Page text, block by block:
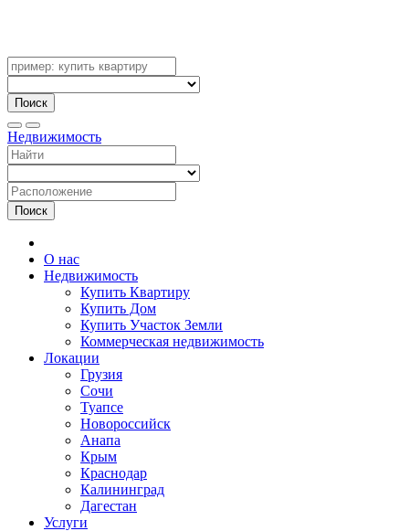
Поиск
Недвижимость
Поиск
О нас
Недвижимость
Купить Квартиру
Купить Дом
Купить Участок Земли
Коммерческая недвижимость
Локации
Грузия
Сочи
Туапсе
Новороссийск
Анапа
Крым
Краснодар
Калининград
Дагестан
Услуги